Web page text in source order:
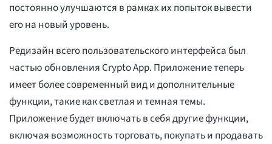
постоянно улучшаются в рамках их попыток вывести
его на новый уровень.
Редизайн всего пользовательского интерфейса был
частью обновления Crypto App. Приложение теперь
имеет более современный вид и дополнительные
функции, такие как светлая и темная темы.
Приложение будет включать в себя другие функции,
включая возможность торговать, покупать и продавать